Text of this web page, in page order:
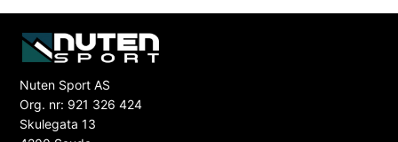
Nuten Sport AS
Org. nr: 921 326 424
Skulegata 13